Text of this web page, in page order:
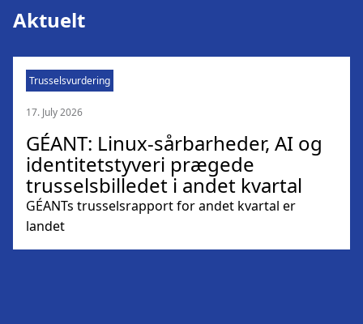
Aktuelt
Trusselsvurdering
17. July 2026
GÉANT: Linux-sårbarheder, AI og
identitetstyveri prægede
trusselsbilledet i andet kvartal
GÉANTs trusselsrapport for andet kvartal er
landet